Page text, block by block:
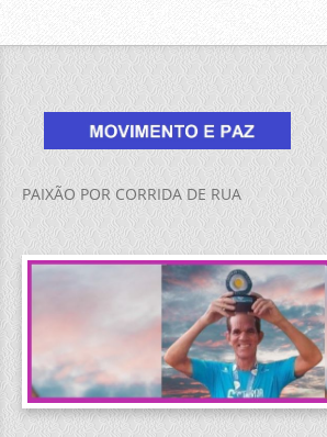
PAIXÃO POR CORRIDA DE RUA